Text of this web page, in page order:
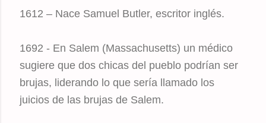
1612 – Nace Samuel Butler, escritor inglés.
1692 - En Salem (Massachusetts) un médico
sugiere que dos chicas del pueblo podrían ser
brujas, liderando lo que sería llamado los
juicios de las brujas de Salem.